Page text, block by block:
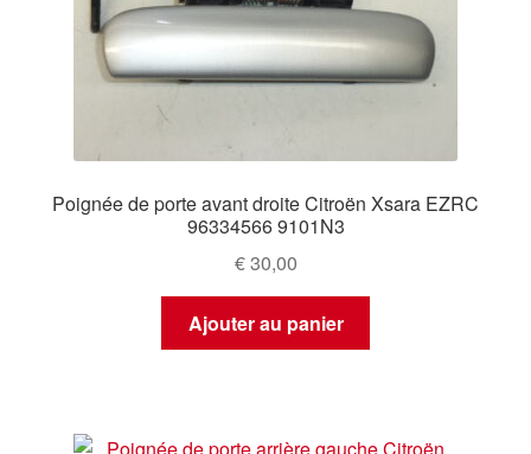
Poignée de porte avant droite Citroën Xsara EZRC
96334566 9101N3
€30,00
Ajouter au panier